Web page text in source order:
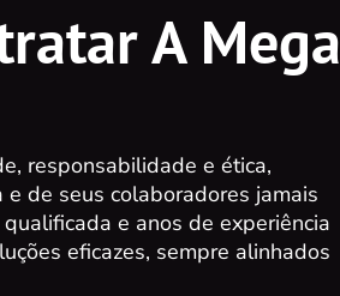
A Mega
responsabilidade e ética,
de seus colaboradores jamais
e anos de experiência
eficazes, sempre alinhados